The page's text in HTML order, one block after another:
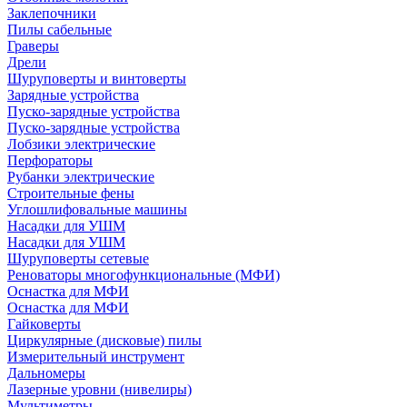
Заклепочники
Пилы сабельные
Граверы
Дрели
Шуруповерты и винтоверты
Зарядные устройства
Пуско-зарядные устройства
Пуско-зарядные устройства
Лобзики электрические
Перфораторы
Рубанки электрические
Строительные фены
Углошлифовальные машины
Насадки для УШМ
Насадки для УШМ
Шуруповерты сетевые
Реноваторы многофункциональные (МФИ)
Оснастка для МФИ
Оснастка для МФИ
Гайковерты
Циркулярные (дисковые) пилы
Измерительный инструмент
Дальномеры
Лазерные уровни (нивелиры)